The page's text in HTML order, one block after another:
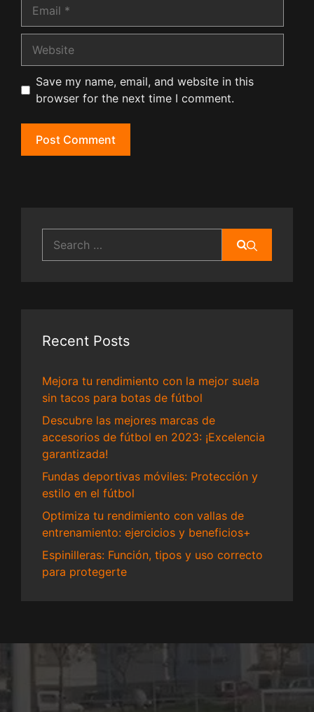
Save my name, email, and website in this
browser for the next time I comment.
for:
Recent Posts
Mejora tu rendimiento con la mejor suela
sin tacos para botas de fútbol
Descubre las mejores marcas de
accesorios de fútbol en 2023: ¡Excelencia
garantizada!
Fundas deportivas móviles: Protección y
estilo en el fútbol
Optimiza tu rendimiento con vallas de
entrenamiento: ejercicios y beneficios+
Espinilleras: Función, tipos y uso correcto
para protegerte